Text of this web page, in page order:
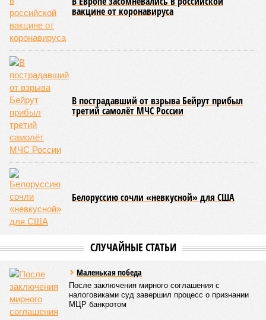
Все стихии сразу
Около 100 лет назад в Поднебесной приключилось то, что
у нас назвали бы тридцатью тремя несчастьями. Страну
последовательно поразили: многолетняя засуха, страшный
паводок, невероятные ливни. Несколько миллионов
человек не пережили этот разгул стихий. Вот что тогда
приключилось.
Зима 1931 года выдалась в Китае чрезвычайно
продолжительной и суровой. Снега образовалось огромное
количество – казалось бы, хороший знак после периода
обратилось катастрофой. Снег растаял, устремился в реки,
начался небывалый паводок, быстро обернувшийся
страшным наводнением, которое обильные весенние ливни
только усугубили. К июню всё это преобразовалось в
массовый потоп, в июле же Китай в дополнение накрыло
невообразимыми: наводнение погребло под собой
по площади Карелии, шести Курским или Калужским
областям, десятку Чуваший.
В общем, недаром события 1931-го находятся на первом
месте в списке самых смертоносных стихийных бедствий,